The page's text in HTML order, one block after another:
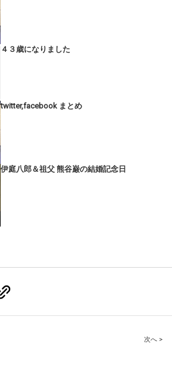
４３歳になりました
twitter,facebook まとめ
伊庭八郎＆祖父 熊谷巌の結婚記念日
次へ >